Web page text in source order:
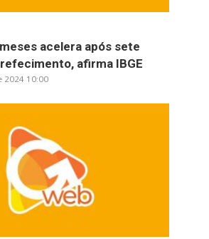
acelera após sete
afirma IBGE
2024 10:00